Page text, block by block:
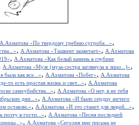
А.Ахматова «Пo твердому гребню сугроба...»,
, А.Ахматова «Ташкент зацветает», А.Ахматова
, А.Ахматова «Как белый камень в глубине
А.Ахматова «Музе (муза-сестра заглянула в лицо...)»,
была как все...», А.Ахматова «Побег», А.Ахматова
то есть простая жизнь и свет...», А.Ахматова
самоубийства...», А.Ахматова «О нет, я не тебя
дни...», А.Ахматова «И было сердцу ничего
оставлю.», А.Ахматова «И это станет для людей...»,
поэту в гости...», А.Ахматова «Песня последней
, А.Ахматова «Сегодня мне письма не